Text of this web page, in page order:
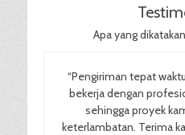
Apa yang
“Pengiriman tepat
bekerja dengan
sehingga proyek
keterlambatan. Terima